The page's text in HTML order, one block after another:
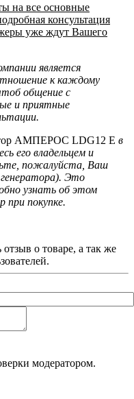
на все основные
консультация
уже ждут Вашего
является
к каждому
общение с
и приятные
АМПЕРОС LDG12 E в
его владельцем и
пожалуйста, Ваш
Это
узнать об этом
при покупке.
о товаре, а так же
модератором.